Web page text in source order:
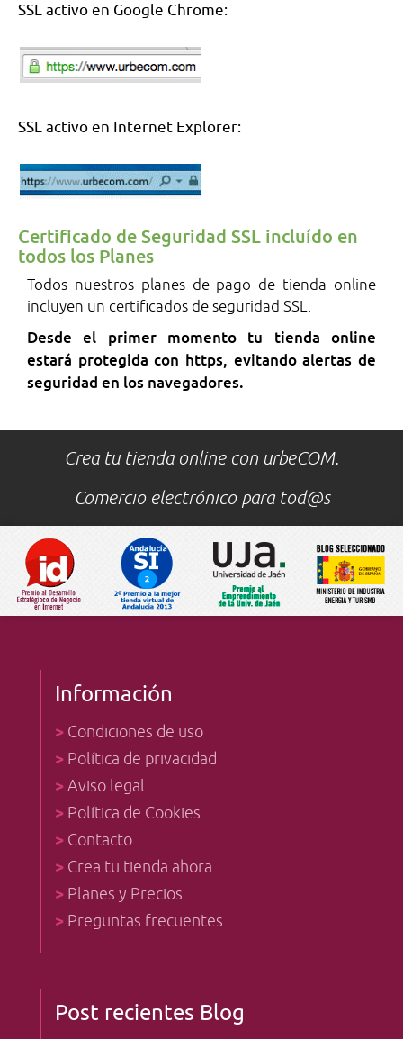
SSL activo en Google Chrome:
SSL activo en Internet Explorer:
Certificado de Seguridad SSL incluído en
todos los Planes
Todos nuestros planes de pago de tienda online
incluyen un certificados de seguridad SSL.
Desde el primer momento tu tienda online
estará protegida con https, evitando alertas de
seguridad en los navegadores.
Crea tu tienda online con urbeCOM.
Comercio electrónico para tod@s
Información
> Condiciones de uso
> Política de privacidad
>Aviso legal
> Política de Cookies
> Contacto
> Crea tu tienda ahora
> Planes y Precios
> Preguntas frecuentes
Post recientes Blog